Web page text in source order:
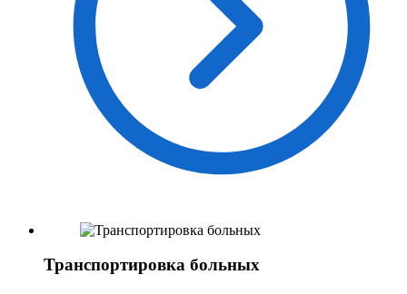
Транспортировка больных